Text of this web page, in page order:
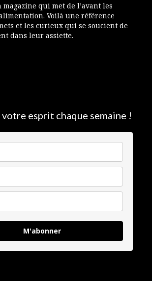
magazine qui met de l’avant les
Voilà une référence
et les curieux qui se soucient de
dans leur assiette.
esprit chaque semaine !
M'abonner